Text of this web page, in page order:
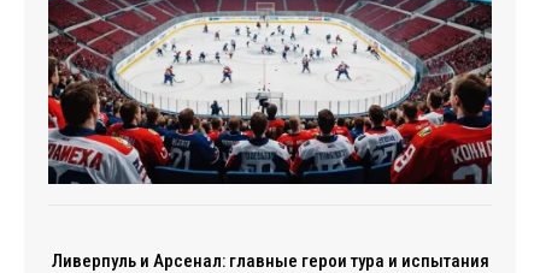
Ливерпуль и Арсенал: главные герои тура и испытания